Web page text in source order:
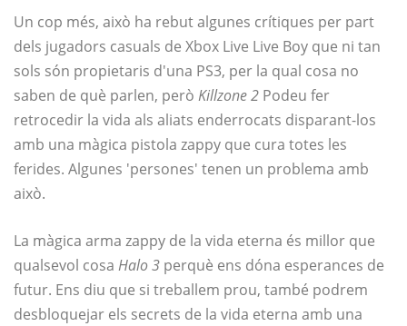
Un cop més, això ha rebut algunes crítiques per part
dels jugadors casuals de Xbox Live Live Boy que ni tan
sols són propietaris d'una PS3, per la qual cosa no
saben de què parlen, però Killzone 2 Podeu fer
retrocedir la vida als aliats enderrocats disparant-los
amb una màgica pistola zappy que cura totes les
ferides. Algunes 'persones' tenen un problema amb
això.
La màgica arma zappy de la vida eterna és millor que
qualsevol cosa Halo 3 perquè ens dóna esperances de
futur. Ens diu que si treballem prou, també podrem
desbloquejar els secrets de la vida eterna amb una